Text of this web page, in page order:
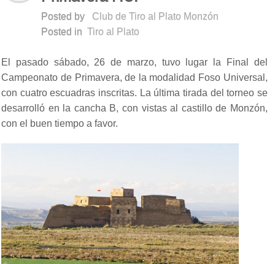
Posted by
Club de Tiro al Plato Monzón
Posted in Tiro al Plato
El pasado sábado, 26 de marzo, tuvo lugar la Final del
Campeonato de Primavera, de la modalidad Foso Universal,
con cuatro escuadras inscritas. La última tirada del torneo se
desarrolló en la cancha B, con vistas al castillo de Monzón,
con el buen tiempo a favor.